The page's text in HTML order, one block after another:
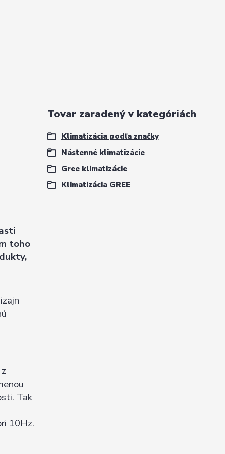
toho
Tak
10Hz.
Tovar zaradený v kategóriách
Klimatizácia podľa značky
Nástenné klimatizácie
Gree klimatizácie
Klimatizácia GREE